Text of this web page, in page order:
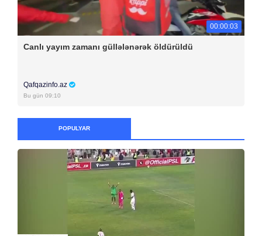
00:00:03
Canlı yayım zamanı güllələnərək öldürüldü
Qafqazinfo.az
Bu gün 09:10
POPULYAR